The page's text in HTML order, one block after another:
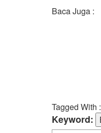
Baca Juga :
Tagged With :
Keyword: